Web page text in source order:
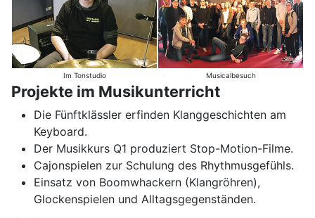
Im Tonstudio Musicalbesuch
Projekte im Musikunterricht
Die Fünftklässler erfinden Klanggeschichten am
Keyboard.
Der Musikkurs Q1 produziert Stop-Motion-Filme.
Cajonspielen zur Schulung des Rhythmusgefühls.
Einsatz von Boomwhackern (Klangröhren),
Glockenspielen und Alltagsgegenständen.